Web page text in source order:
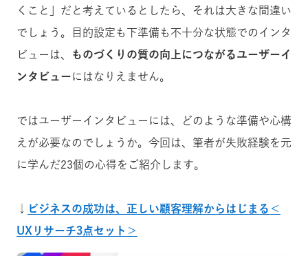
くこと」だと考えているとしたら、それは大きな間違い
でしょう。目的設定も下準備も不十分な状態でのインタ
ビューは、
ものづくりの質の向上につながるユーザーイ
ンタビューにはなりえません。
ではユーザーインタビューには、どのような準備や心構
えが必要なのでしょうか。今回は、筆者が失敗経験を元
に学んだ23個の心得をご紹介します。
ビジネスの成功は、正しい顧客理解からはじまる＜
UXリサーチ3点セット＞